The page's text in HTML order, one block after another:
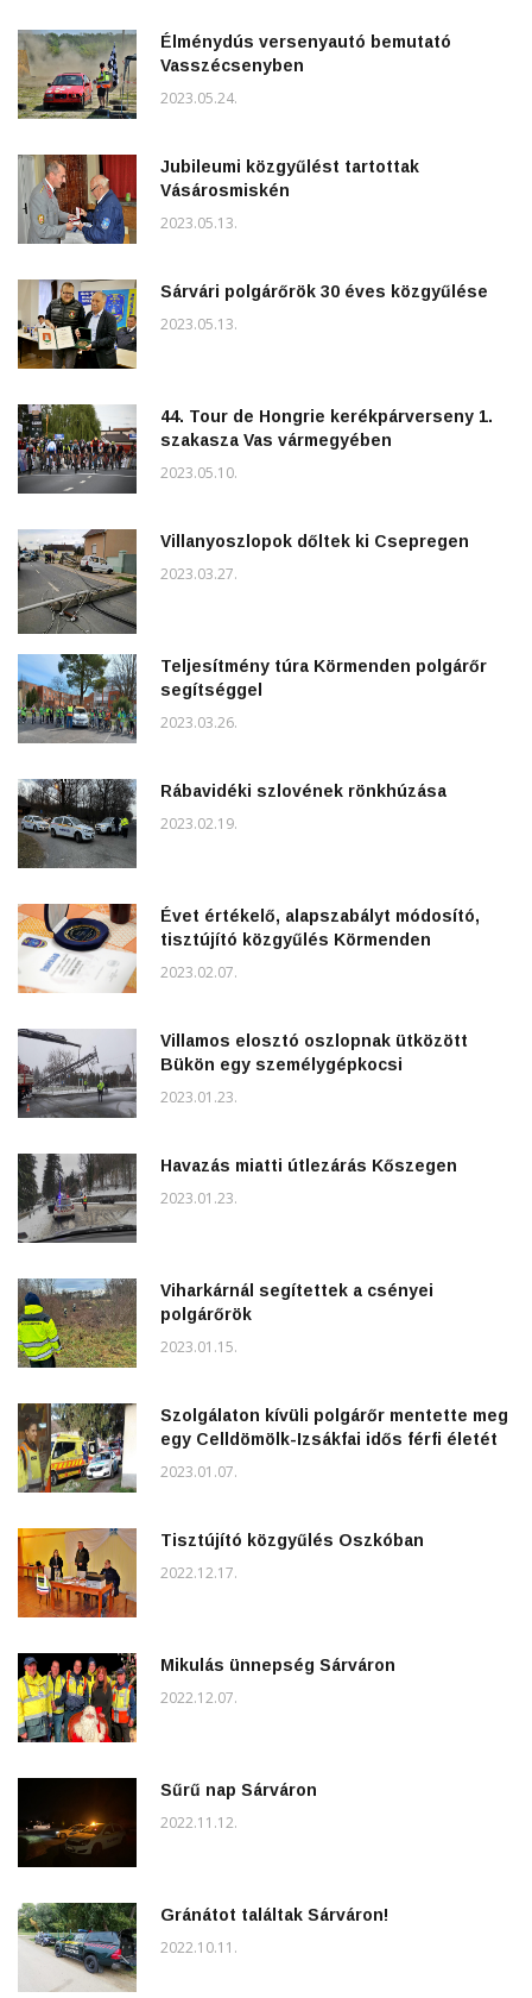
Élménydús versenyautó bemutató
Vasszécsenyben
2023.05.24.
Jubileumi közgyűlést tartottak
Vásárosmiskén
2023.05.13.
Sárvári polgárőrök 30 éves közgyűlése
2023.05.13.
44. Tour de Hongrie kerékpárverseny 1.
szakasza Vas vármegyében
2023.05.10.
Villanyoszlopok dőltek ki Csepregen
2023.03.27.
Teljesítmény túra Körmenden polgárőr
segítséggel
2023.03.26.
Rábavidéki szlovének rönkhúzása
2023.02.19.
Évet értékelő, alapszabályt módosító,
tisztújító közgyűlés Körmenden
2023.02.07.
Villamos elosztó oszlopnak ütközött
Bükön egy személygépkocsi
2023.01.23.
Havazás miatti útlezárás Kőszegen
2023.01.23.
Viharkárnál segítettek a csényei
polgárőrök
2023.01.15.
Szolgálaton kívüli polgárőr mentette meg
egy Celldömölk-Izsákfai idős férfi életét
2023.01.07.
Tisztújító közgyűlés Oszkóban
2022.12.17.
Mikulás ünnepség Sárváron
2022.12.07.
Sűrű nap Sárváron
2022.11.12.
Gránátot találtak Sárváron!
2022.10.11.